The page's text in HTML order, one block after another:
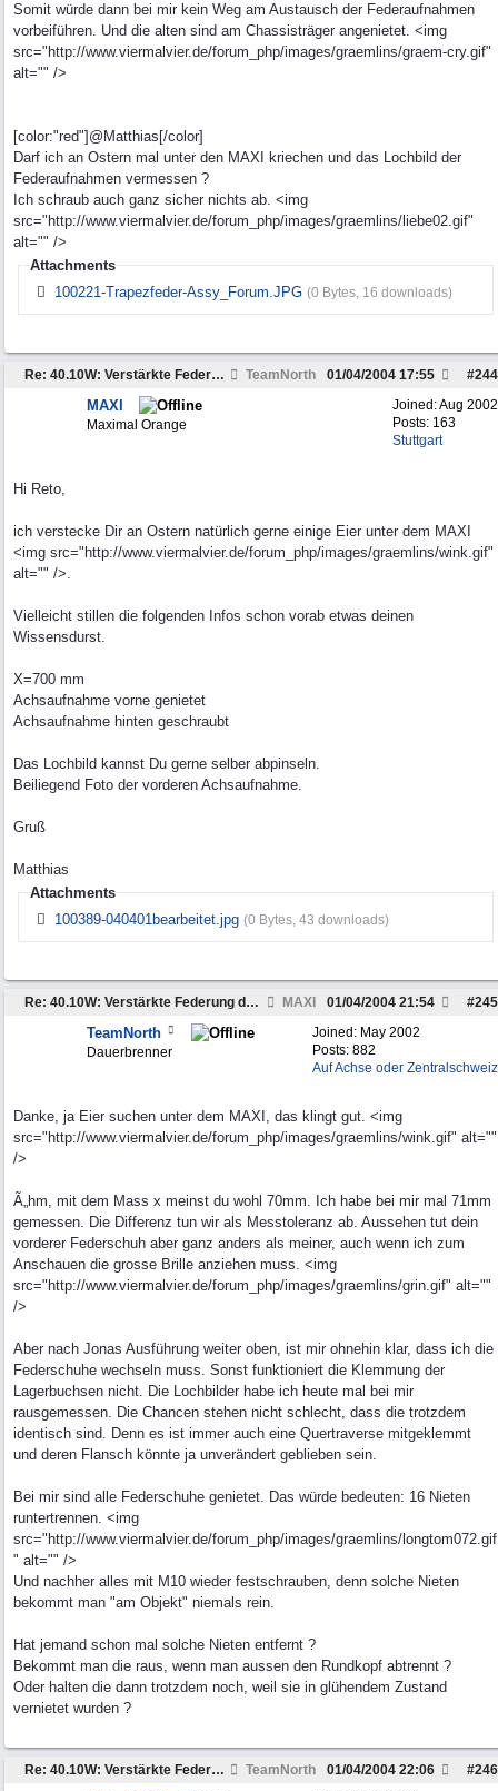
Somit würde dann bei mir kein Weg am Austausch der Federaufnahmen
vorbeiführen. Und die alten sind am Chassisträger angenietet. <img
src="http://www.viermalvier.de/forum_php/images/graemlins/graem-cry.gif"
alt="" />
[color:"red"]@Matthias[/color]
Darf ich an Ostern mal unter den MAXI kriechen und das Lochbild der
Federaufnahmen vermessen ?
Ich schraub auch ganz sicher nichts ab. <img
src="http://www.viermalvier.de/forum_php/images/graemlins/liebe02.gif"
alt="" />
Attachments
100221-Trapezfeder-Assy_Forum.JPG (0 Bytes, 16 downloads)
Re: 40.10W: Verstärkte Federung der Hinterachse TeamNorth #244
01/04/2004 17:55
Joined:Aug 2002
Posts: 163
Stuttgart
MAXI
Maximal Orange
Hi Reto,
ich verstecke Dir an Ostern natürlich gerne einige Eier unter dem MAXI
<img src="http://www.viermalvier.de/forum_php/images/graemlins/wink.gif"
alt="" />.
Vielleicht stillen die folgenden Infos schon vorab etwas deinen
Wissensdurst.
X=700 mm
Achsaufnahme vorne genietet
Achsaufnahme hinten geschraubt
Das Lochbild kannst Du gerne selber abpinseln.
Beiliegend Foto der vorderen Achsaufnahme.
Gruß
Matthias
Attachments
100389-040401bearbeitet.jpg (0 Bytes, 43 downloads)
Re: 40.10W: Verstärkte Federung der Hinterachse MAXI #245
01/04/2004 21:54
Joined: May 2002
Posts: 882
Auf Achse oder Zentralschweiz
TeamNorth
Dauerbrenner
Danke, ja Eier suchen unter dem MAXI, das klingt gut. <img
src="http://www.viermalvier.de/forum_php/images/graemlins/wink.gif" alt=""
/>
Ã„hm, mit dem Mass x meinst du wohl 70mm. Ich habe bei mir mal 71mm
gemessen. Die Differenz tun wir als Messtoleranz ab. Aussehen tut dein
vorderer Federschuh aber ganz anders als meiner, auch wenn ich zum
Anschauen die grosse Brille anziehen muss. <img
src="http://www.viermalvier.de/forum_php/images/graemlins/grin.gif" alt=""
/>
Aber nach Jonas Ausführung weiter oben, ist mir ohnehin klar, dass ich die
Federschuhe wechseln muss. Sonst funktioniert die Klemmung der
Lagerbuchsen nicht. Die Lochbilder habe ich heute mal bei mir
rausgemessen. Die Chancen stehen nicht schlecht, dass die trotzdem
identisch sind. Denn es ist immer auch eine Quertraverse mitgeklemmt
und deren Flansch könnte ja unverändert geblieben sein.
Bei mir sind alle Federschuhe genietet. Das würde bedeuten: 16 Nieten
runtertrennen. <img
src="http://www.viermalvier.de/forum_php/images/graemlins/longtom072.gif
" alt="" />
Und nachher alles mit M10 wieder festschrauben, denn solche Nieten
bekommt man "am Objekt" niemals rein.
Hat jemand schon mal solche Nieten entfernt ?
Bekommt man die raus, wenn man aussen den Rundkopf abtrennt ?
Oder halten die dann trotzdem noch, weil sie in glühendem Zustand
vernietet wurden ?
Re: 40.10W: Verstärkte Federung der Hinterachse TeamNorth #246
01/04/2004 22:06